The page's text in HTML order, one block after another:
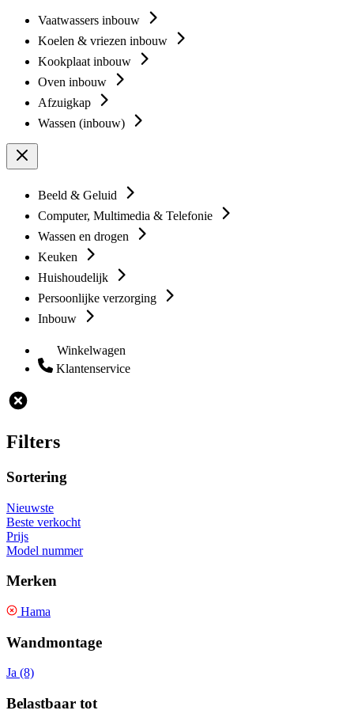
Vaatwassers inbouw
Koelen & vriezen inbouw
Kookplaat inbouw
Oven inbouw
Afzuigkap
Wassen (inbouw)
Beeld & Geluid
Computer, Multimedia & Telefonie
Wassen en drogen
Keuken
Huishoudelijk
Persoonlijke verzorging
Inbouw
Winkelwagen
Klantenservice
Filters
Sortering
Nieuwste
Beste verkocht
Prijs
Model nummer
Merken
Hama
Wandmontage
Ja (8)
Belastbaar tot